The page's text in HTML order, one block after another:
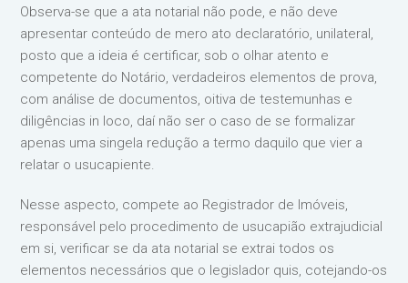
Observa-se que a ata notarial não pode, e não deve
apresentar conteúdo de mero ato declaratório, unilateral,
posto que a ideia é certificar, sob o olhar atento e
competente do Notário, verdadeiros elementos de prova,
com análise de documentos, oitiva de testemunhas e
diligências in loco, daí não ser o caso de se formalizar
apenas uma singela redução a termo daquilo que vier a
relatar o usucapiente.
Nesse aspecto, compete ao Registrador de Imóveis,
responsável pelo procedimento de usucapião extrajudicial
em si, verificar se da ata notarial se extrai todos os
elementos necessários que o legislador quis, cotejando-os